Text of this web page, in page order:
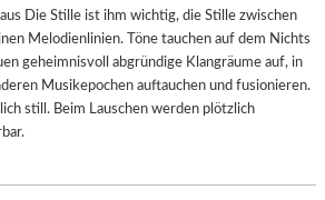
Die Stille ist ihm wichtig, die Stille zwischen
Melodienlinien. Töne tauchen auf dem Nichts
geheimnisvoll abgründige Klangräume auf, in
Musikepochen auftauchen und fusionieren.
still. Beim Lauschen werden plötzlich